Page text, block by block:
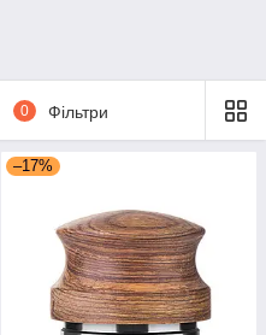
0 Фільтри
–17%